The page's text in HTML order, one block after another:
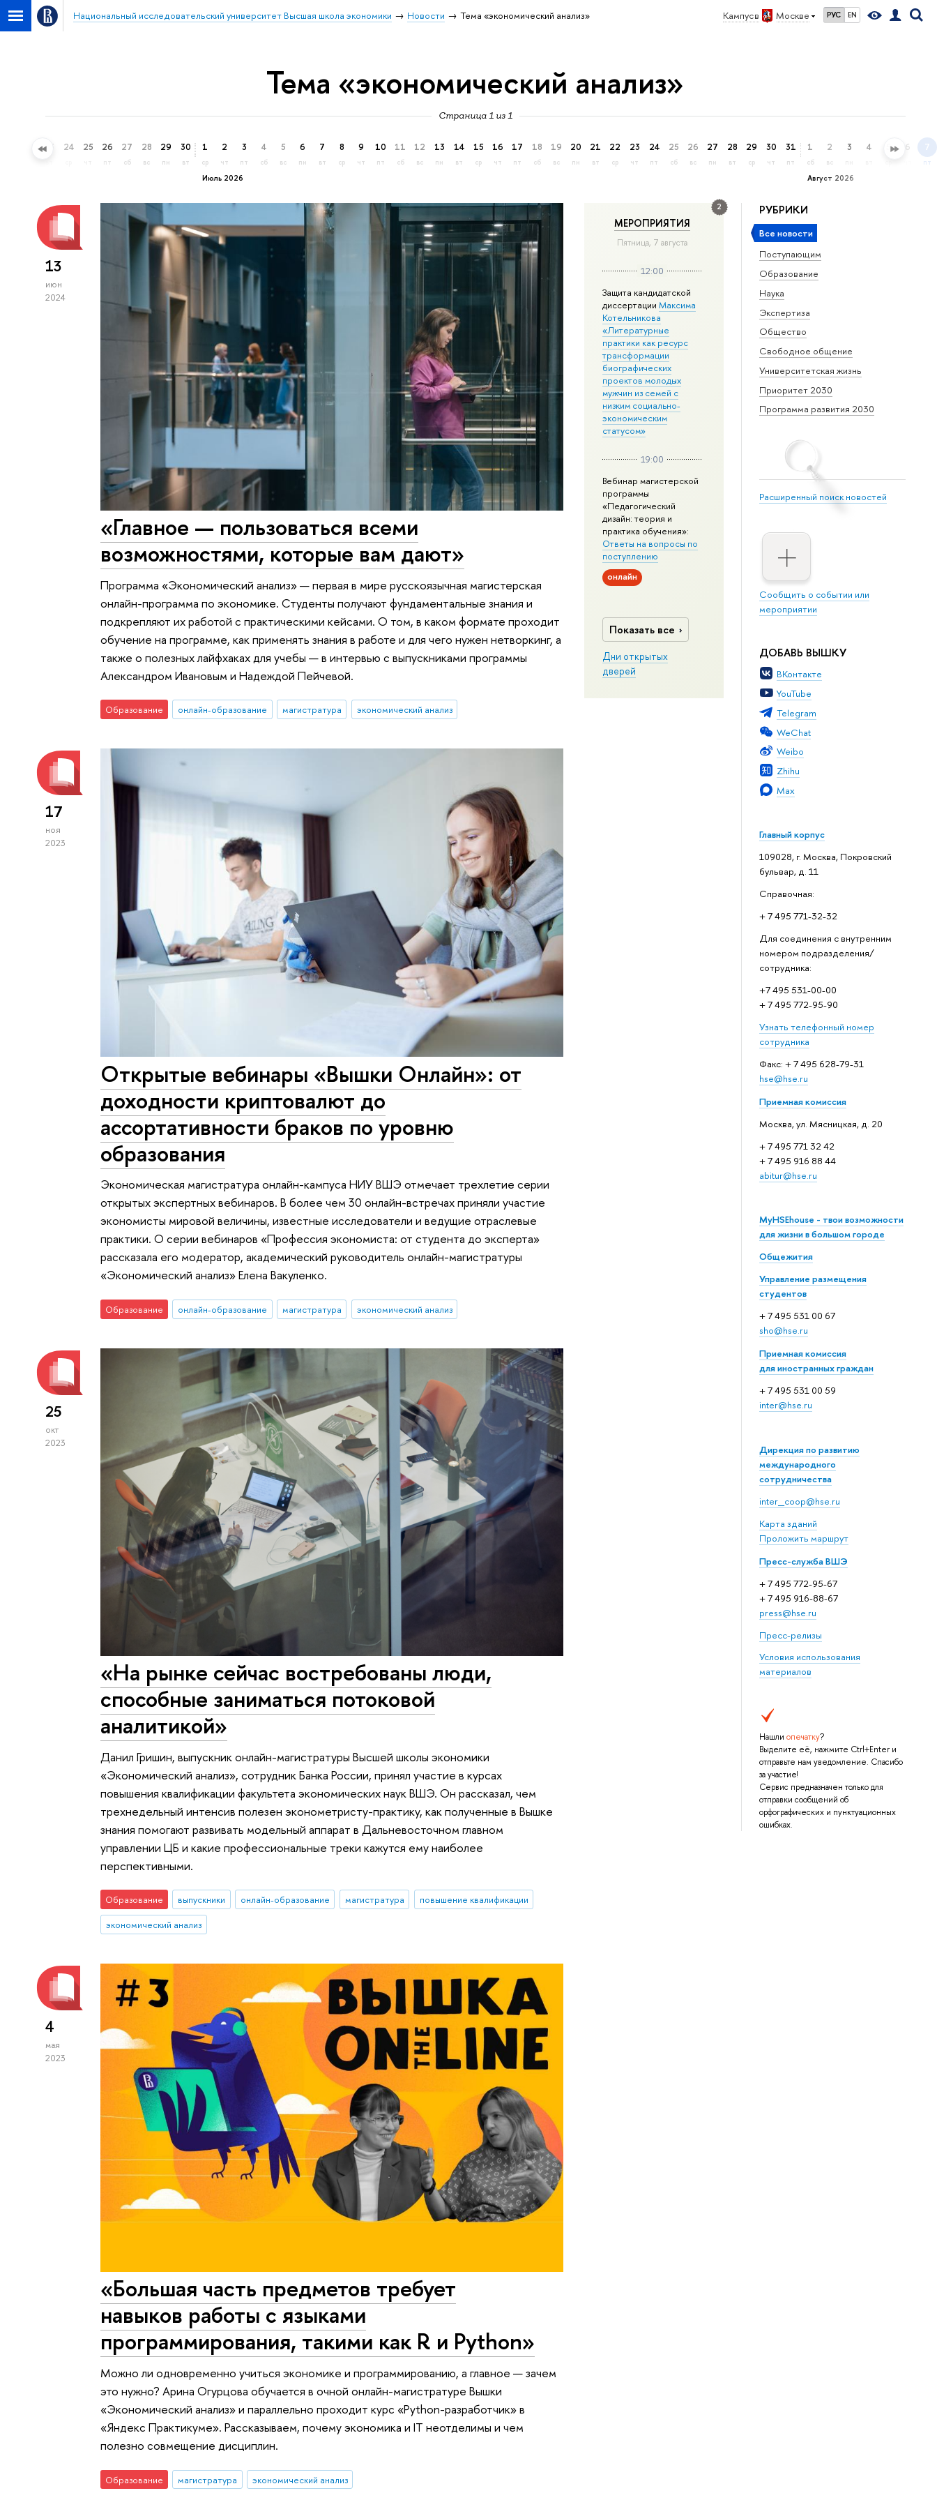
Кампус в Москве РУС EN
Национальный исследовательский университет Высшая школа экономики Новости Тема «экономический анализ»
Тема «экономический анализ»
Страница 1 из 1
23 24 25 26
пт
27
сб
28
вс
29
пн
30
вт
Июль 2026
1
ср
2
чт
3
пт
4
сб
5
вс
6
пн
7
вт
8
ср
9
чт
10
пт
11
сб
12
вс
13
пн
14
вт
15
ср
16
чт
17
пт
18
сб
19
вс
20
пн
21
вт
22
ср
23
чт
24
пт
25
сб
26
вс
27
пн
28
вт
29
ср
30
чт
31
пт
Август 2026
1
сб
2
вс
3 4 5 6 7
пт
РУБРИКИ
Все новости
Поступающим
Образование
Наука
Экспертиза
Общество
Свободное общение
Университетская жизнь
Приоритет 2030
Программа развития 2030
Расширенный поиск новостей
Сообщить о событии или
мероприятии
ДОБАВЬ ВЫШКУ
ВКонтакте
YouTube
Telegram
WeChat
Weibo
Zhihu
Max
Главный корпус
109028, г. Москва, Покровский
бульвар, д. 11
Справочная:
+ 7 495 771-32-32
Для соединения с внутренним
номером подразделения/
сотрудника:
+7 495 531-00-00
+ 7 495 772-95-90
Узнать телефонный номер
сотрудника
Факс: + 7 495 628-79-31
hse@hse.ru
Приемная комиссия
Москва, ул. Мясницкая, д. 20
+ 7 495 771 32 42
+ 7 495 916 88 44
abitur@hse.ru
MyHSEhouse - твои возможности
для жизни в большом городе
Общежития
Управление размещения
студентов
+ 7 495 531 00 67
sho@hse.ru
Приемная комиссия
для иностранных граждан
+ 7 495 531 00 59
inter@hse.ru
Дирекция по развитию
международного
сотрудничества
inter_coop@hse.ru
Карта зданий
Проложить маршрут
Пресс-служба ВШЭ
+ 7 495 772-95-67
+ 7 495 916-88-67
press@hse.ru
Пресс-релизы
Условия использования
материалов
Нашли опечатку?
Выделите её, нажмите Ctrl+Enter и
отправьте нам уведомление. Спасибо
за участие!
Сервис предназначен только для
отправки сообщений об
орфографических и пунктуационных
ошибках.
2
МЕРОПРИЯТИЯ
Пятница, 7 августа
12:00
Защита кандидатской
диссертации Максима
Котельникова
«Литературные
практики как ресурс
трансформации
биографических
проектов молодых
мужчин из семей с
низким социально-
экономическим
статусом»
19:00
Вебинар магистерской
программы
«Педагогический
дизайн: теория и
практика обучения»:
Ответы на вопросы по
поступлению
онлайн
Показать все
Дни открытых
дверей
13
июн
2024
«Главное — пользоваться всеми
возможностями, которые вам дают»
Программа «Экономический анализ» — первая в мире русскоязычная магистерская
онлайн-программа по экономике. Студенты получают фундаментальные знания и
подкрепляют их работой с практическими кейсами. О том, в каком формате проходит
обучение на программе, как применять знания в работе и для чего нужен нетворкинг, а
также о полезных лайфхаках для учебы — в интервью с выпускниками программы
Александром Ивановым и Надеждой Пейчевой.
Образование онлайн-образование магистратура экономический анализ
17
ноя
2023
Открытые вебинары «Вышки Онлайн»: от
доходности криптовалют до
ассортативности браков по уровню
образования
Экономическая магистратура онлайн-кампуса НИУ ВШЭ отмечает трехлетие серии
открытых экспертных вебинаров. В более чем 30 онлайн-встречах приняли участие
экономисты мировой величины, известные исследователи и ведущие отраслевые
практики. О серии вебинаров «Профессия экономиста: от студента до эксперта»
рассказала его модератор, академический руководитель онлайн-магистратуры
«Экономический анализ» Елена Вакуленко.
Образование онлайн-образование магистратура экономический анализ
25
окт
2023
«На рынке сейчас востребованы люди,
способные заниматься потоковой
аналитикой»
Данил Гришин, выпускник онлайн-магистратуры Высшей школы экономики
«Экономический анализ», сотрудник Банка России, принял участие в курсах
повышения квалификации факультета экономических наук ВШЭ. Он рассказал, чем
трехнедельный интенсив полезен эконометристу-практику, как полученные в Вышке
знания помогают развивать модельный аппарат в Дальневосточном главном
управлении ЦБ и какие профессиональные треки кажутся ему наиболее
перспективными.
Образование выпускники онлайн-образование магистратура
повышение квалификации
экономический анализ
4
мая
2023
«Большая часть предметов требует
навыков работы с языками
программирования, такими как R и Python»
Можно ли одновременно учиться экономике и программированию, а главное — зачем
это нужно? Арина Огурцова обучается в очной онлайн-магистратуре Вышки
«Экономический анализ» и параллельно проходит курс «Python-разработчик» в
«Яндекс Практикуме». Рассказываем, почему экономика и IT неотделимы и чем
полезно совмещение дисциплин.
Образование магистратура экономический анализ